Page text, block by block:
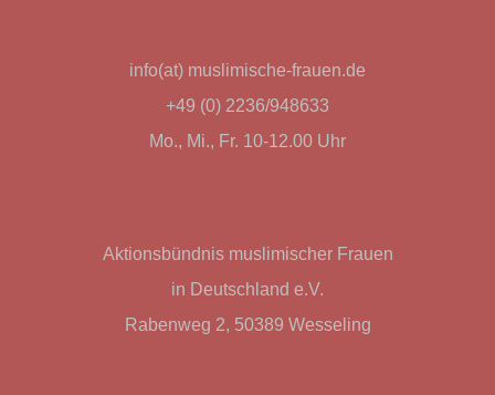
info(at) muslimische-frauen.de
+49 (0) 2236/948633
Mo., Mi., Fr. 10-12.00 Uhr
Aktionsbündnis muslimischer Frauen
in Deutschland e.V.
Rabenweg 2, 50389 Wesseling